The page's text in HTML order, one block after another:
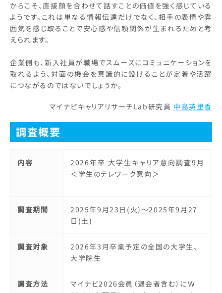
からこそ、直接顔を合わせて話すことの価値を強く感じている
ようです。これは単なる情報伝達だけでなく、相手の表情や雰
囲気を感じ取ることで安心感や信頼関係が生まれるためと考
えられます。
企業側も、新入社員が職場でスムーズにコミュニケーションを
取れるよう、対面の機会を意識的に設けることが定着や活躍
につながるのではないでしょうか。
マイナビキャリアリサーチLab研究員 中島英里香
調査概要
内容
2026年卒 大学生キャリア意向調査9月
＜学生のテレワーク意向＞
調査期間
2025年9月23日(火)～2025年9月27
日(土)
調査対象
2026年3月卒業予定の全国の大学生、
大学院生
調査方法
マイナビ2026会員（退会者含む）にＷ